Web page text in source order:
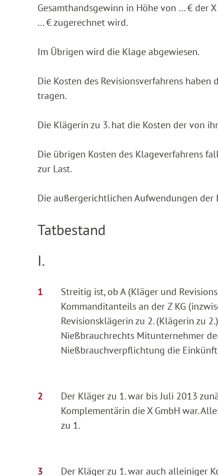
Gesamthandsgewinn in Höhe von … € der
… € zugerechnet wird.
Im Übrigen wird die Klage abgewiesen.
Die Kosten des Revisionsverfahrens
tragen.
Die Klägerin zu 3. hat die Kosten der von
Die übrigen Kosten des Klageverfahrens
zur Last.
Die außergerichtlichen Aufwendungen
Tatbestand
I.
Streitig ist, ob A (Kläger und
Kommanditanteils an der Z KG
Revisionsklägerin zu 2. (Klägerin zu
Nießbrauchrechts Mitunternehmer
Nießbrauchverpflichtung die
Der Kläger zu 1. war bis Juli 2013
Komplementärin die X GmbH war.
zu 1.
Der Kläger zu 1. war auch alleiniger